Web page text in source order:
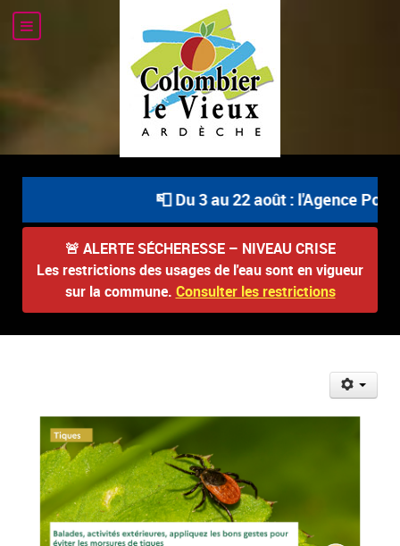
📮 Du 3 au 22 août : l'Agence
🚨 ALERTE SÉCHERESSE – NIVEAU CRISE
Les restrictions des usages de l'eau sont en vigueur
sur la commune. Consulter les restrictions